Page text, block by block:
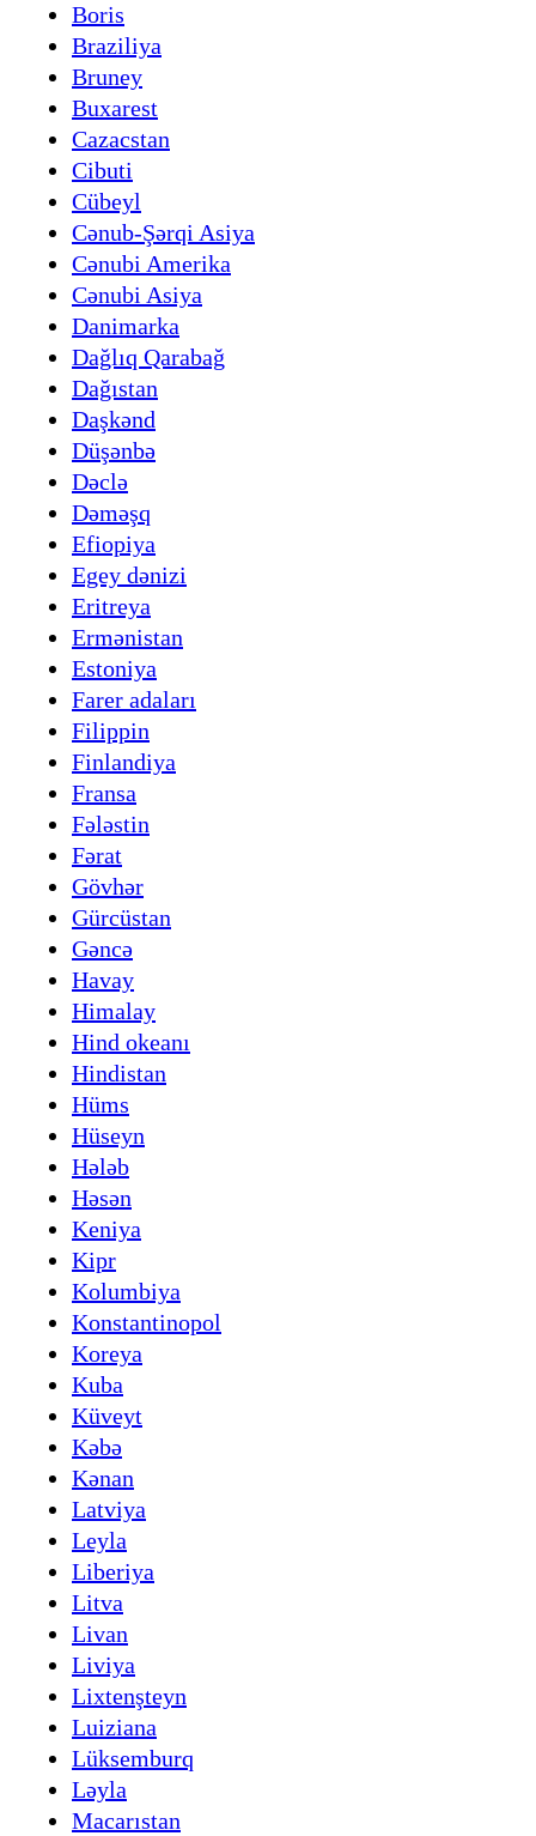
Boris
Braziliya
Bruney
Buxarest
Cazacstan
Cibuti
Cübeyl
Cənub-Şərqi Asiya
Cənubi Amerika
Cənubi Asiya
Danimarka
Dağlıq Qarabağ
Dağıstan
Daşkənd
Düşənbə
Dəclə
Dəməşq
Efiopiya
Egey dənizi
Eritreya
Ermənistan
Estoniya
Farer adaları
Filippin
Finlandiya
Fransa
Fələstin
Fərat
Gövhər
Gürcüstan
Gəncə
Havay
Himalay
Hind okeanı
Hindistan
Hüms
Hüseyn
Hələb
Həsən
Keniya
Kipr
Kolumbiya
Konstantinopol
Koreya
Kuba
Küveyt
Kəbə
Kənan
Latviya
Leyla
Liberiya
Litva
Livan
Liviya
Lixtenşteyn
Luiziana
Lüksemburq
Ləyla
Macarıstan